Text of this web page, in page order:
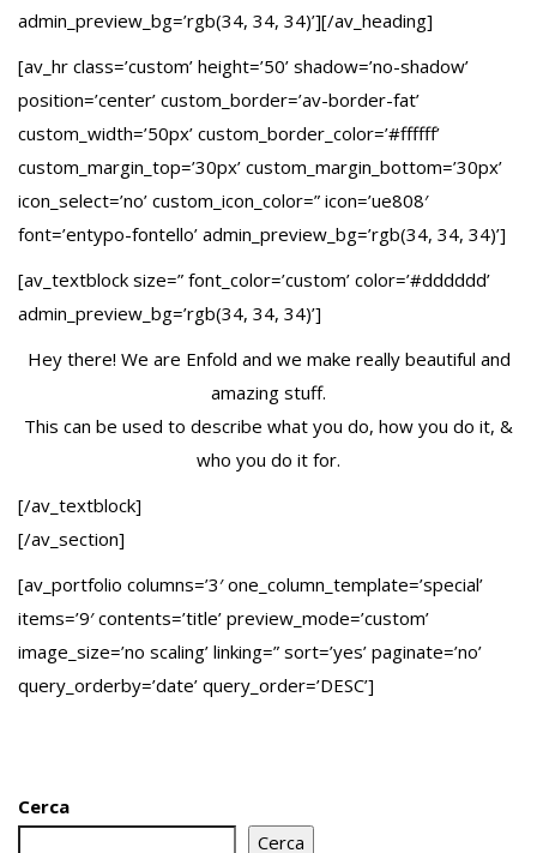
admin_preview_bg=’rgb(34, 34, 34)’][/av_heading]
[av_hr class=’custom’ height=’50’ shadow=’no-shadow’
position=’center’ custom_border=’av-border-fat’
custom_width=’50px’ custom_border_color=’#ffffff’
custom_margin_top=’30px’ custom_margin_bottom=’30px’
icon_select=’no’ custom_icon_color=” icon=’ue808′
font=’entypo-fontello’ admin_preview_bg=’rgb(34, 34, 34)’]
[av_textblock size=” font_color=’custom’ color=’#dddddd’
admin_preview_bg=’rgb(34, 34, 34)’]
Hey there! We are Enfold and we make really beautiful and
amazing stuff.
This can be used to describe what you do, how you do it, &
who you do it for.
[/av_textblock]
[/av_section]
[av_portfolio columns=’3′ one_column_template=’special’
items=’9′ contents=’title’ preview_mode=’custom’
image_size=’no scaling’ linking=” sort=’yes’ paginate=’no’
query_orderby=’date’ query_order=’DESC’]
Cerca
Cerca